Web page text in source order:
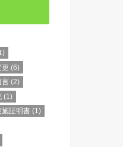
更 (6)
言 (2)
(1)
施証明書 (1)